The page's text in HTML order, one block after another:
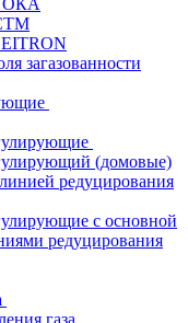
ОКА
загазованности
(домовые)
редуцирования
с основной
редуцирования
газа